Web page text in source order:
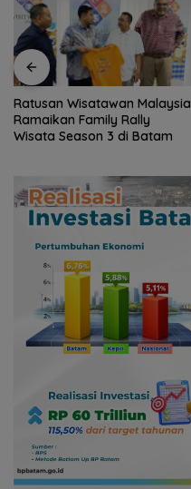
Ratusan Wisatawan Malaysia
Ramaikan Family Rally
Wisata Season 3 di Batam